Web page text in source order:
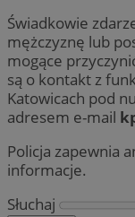
Świadkowie
mężczyznę lub
mogące
są o kontakt z
Katowicach pod
adresem e-mail
Policja zapewnia
informacje.
Słuchaj